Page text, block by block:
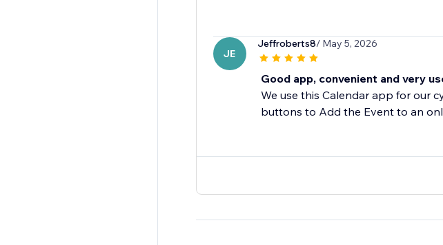
JE
Jeffroberts8/ May 5, 2026
Good app, convenient and very
We use this Calendar app for our
buttons to Add the Event to an